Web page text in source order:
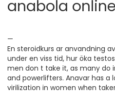
anabola online
—
En steroidkurs ar anvandning
under en viss tid, hur öka
men don t take it, as many do
and powerlifters. Anavar has a
virilization in women when